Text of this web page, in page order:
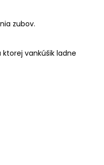
zubov.
vankúšik ladne